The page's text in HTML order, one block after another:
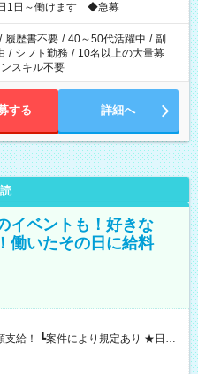
1日～働けます ◆急募
/ 履歴書不要 / 40～50代活躍中 / 副
/ シフト勤務 / 10名以上の大量募
スキル不要
する 詳細へ
イベントも！好きな
働いたその日に給料
たその日に現金GET♪ お仕事後はコ
せます！ 【試用期間】試